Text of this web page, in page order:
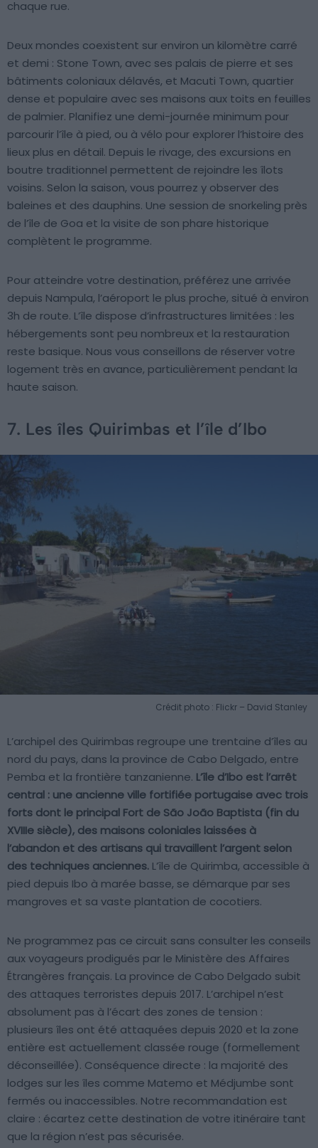
chaque rue.
Deux mondes coexistent sur environ un kilomètre carré
et demi : Stone Town, avec ses palais de pierre et ses
bâtiments coloniaux délavés, et Macuti Town, quartier
dense et populaire avec ses maisons aux toits en feuilles
de palmier. Planifiez une demi-journée minimum pour
parcourir l’île à pied, ou à vélo pour explorer l’histoire des
lieux plus en détail. Depuis le rivage, des excursions en
boutre traditionnel permettent de rejoindre les îlots
voisins. Selon la saison, vous pourrez y observer des
baleines et des dauphins. Une session de snorkeling près
de l’île de Goa et la visite de son phare historique
complètent le programme.
Pour atteindre votre destination, préférez une arrivée
depuis Nampula, l’aéroport le plus proche, situé à environ
3h de route. L’île dispose d’infrastructures limitées : les
hébergements sont peu nombreux et la restauration
reste basique. Nous vous conseillons de réserver votre
logement très en avance, particulièrement pendant la
haute saison.
7. Les îles Quirimbas et l’île d’Ibo
Crédit photo : Flickr – David Stanley
L’archipel des Quirimbas regroupe une trentaine d’îles au
nord du pays, dans la province de Cabo Delgado, entre
Pemba et la frontière tanzanienne. L’île d’Ibo est l’arrêt
central : une ancienne ville fortifiée portugaise avec trois
forts dont le principal Fort de São João Baptista (fin du
XVIIIe siècle), des maisons coloniales laissées à
l’abandon et des artisans qui travaillent l’argent selon
des techniques anciennes. L’île de Quirimba, accessible à
pied depuis Ibo à marée basse, se démarque par ses
mangroves et sa vaste plantation de cocotiers.
Ne programmez pas ce circuit sans consulter les conseils
aux voyageurs prodigués par le Ministère des Affaires
Étrangères français. La province de Cabo Delgado subit
des attaques terroristes depuis 2017. L’archipel n’est
absolument pas à l’écart des zones de tension :
plusieurs îles ont été attaquées depuis 2020 et la zone
entière est actuellement classée rouge (formellement
déconseillée). Conséquence directe : la majorité des
lodges sur les îles comme Matemo et Médjumbe sont
fermés ou inaccessibles. Notre recommandation est
claire : écartez cette destination de votre itinéraire tant
que la région n’est pas sécurisée.